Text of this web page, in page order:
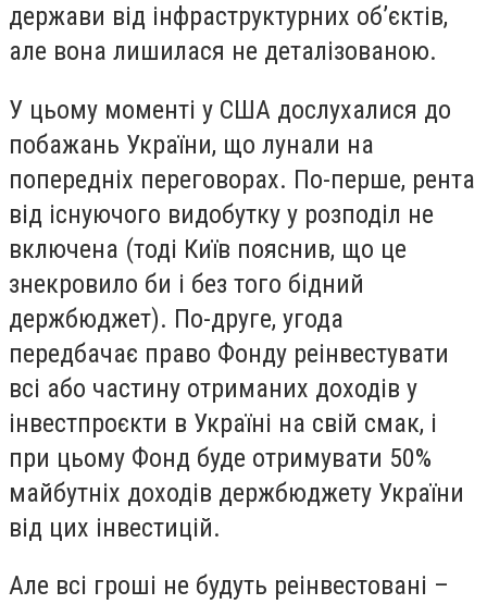
держави від інфраструктурних об’єктів,
але вона лишилася не деталізованою.
У цьому моменті у США дослухалися до
побажань України, що лунали на
попередніх переговорах. По-перше, рента
від існуючого видобутку у розподіл не
включена (тоді Київ пояснив, що це
знекровило би і без того бідний
держбюджет). По-друге, угода
передбачає право Фонду реінвестувати
всі або частину отриманих доходів у
інвестпроєкти в Україні на свій смак, і
при цьому Фонд буде отримувати 50%
майбутніх доходів держбюджету України
від цих інвестицій.
Але всі гроші не будуть реінвестовані –